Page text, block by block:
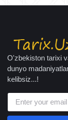
O'zbekiston tarixi
dunyo
kelibsiz...!